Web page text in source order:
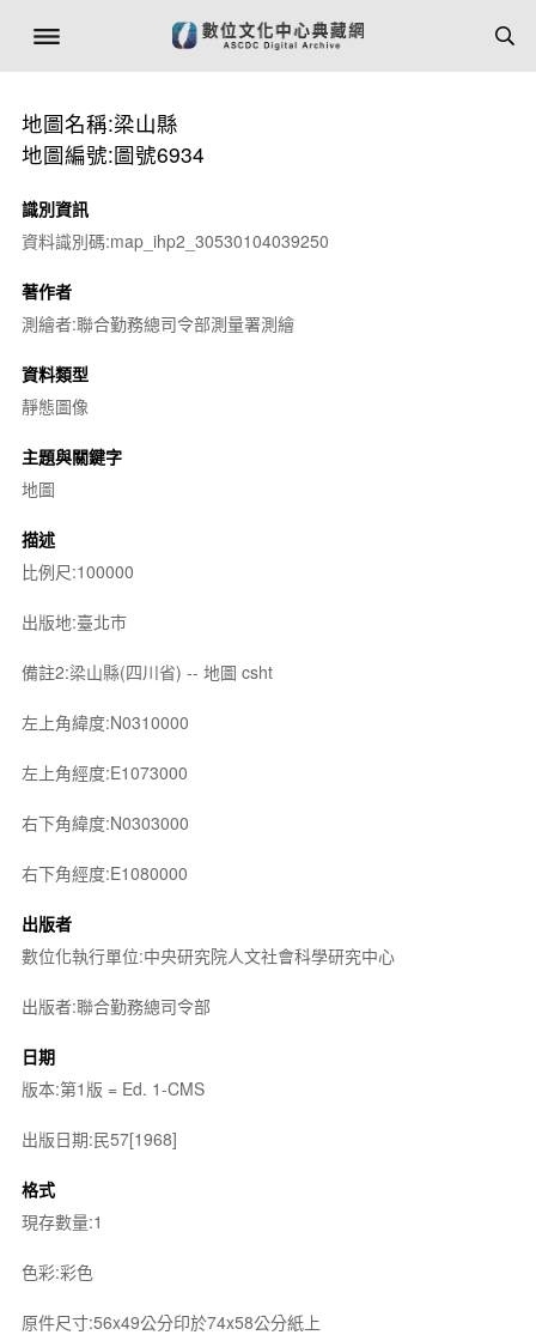
地圖名稱:梁山縣
地圖編號:圖號6934
識別資訊
資料識別碼:map_ihp2_30530104039250
著作者
測繪者:聯合勤務總司令部測量署測繪
資料類型
靜態圖像
主題與關鍵字
地圖
描述
比例尺:100000
出版地:臺北市
備註2:梁山縣(四川省) -- 地圖 csht
左上角緯度:N0310000
左上角經度:E1073000
右下角緯度:N0303000
右下角經度:E1080000
出版者
數位化執行單位:中央研究院人文社會科學研究中心
出版者:聯合勤務總司令部
日期
版本:第1版 = Ed. 1-CMS
出版日期:民57[1968]
格式
現存數量:1
色彩:彩色
原件尺寸:56x49公分印於74x58公分紙上